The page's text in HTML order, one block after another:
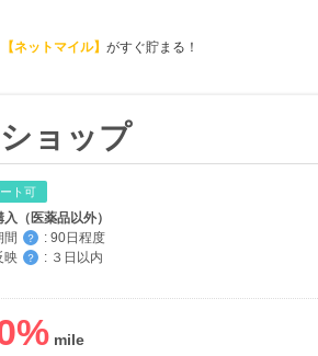
【ネットマイル】 がすぐ貯まる！
ョップ
ト可
（医薬品以外）
間
？ : 90日程度
映
？ : ３日以内
%